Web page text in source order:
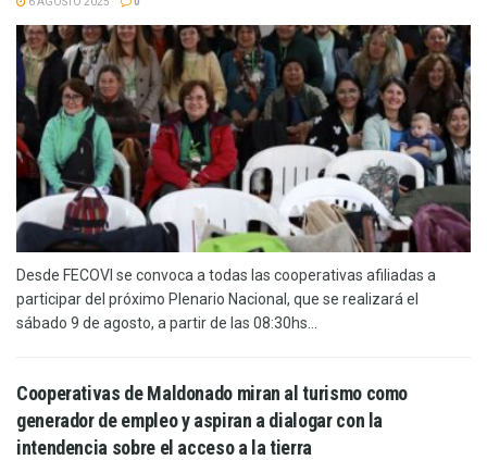
Desde FECOVI se convoca a todas las cooperativas afiliadas a
participar del próximo Plenario Nacional, que se realizará el
sábado 9 de agosto, a partir de las 08:30hs...
Cooperativas de Maldonado miran al turismo como
generador de empleo y aspiran a dialogar con la
intendencia sobre el acceso a la tierra